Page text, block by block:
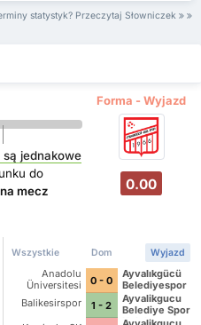
statystyk? Przeczytaj Słowniczek
Forma - Wyjazd
jednakowe
do
mecz
0.00
Wszystkie Dom Wyjazd
Anadolu
Üniversitesi
0 - 0
Ayvalıkgücü
Belediyespor
Balikesirspor
1 - 2
Ayvalikgucu
Belediye Spor
Kulubu